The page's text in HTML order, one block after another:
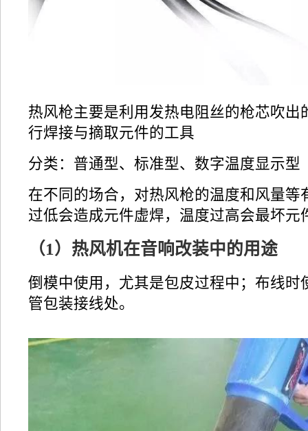
热风枪主要是利用发热电阻丝的枪芯吹出
行焊接与摘取元件的工具
分类：普通型、标准型、数字温度显示型
在不同的场合，对热风枪的温度和风量等
过低会造成元件虚焊，温度过高会最坏元
（1）热风机在音响改装中的用途
倒模中使用，尤其是包皮过程中；布线时
管包装接线处。